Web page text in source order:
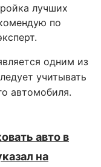
лучших
по
одним из
учитывать
автомобиля.
авто в
на